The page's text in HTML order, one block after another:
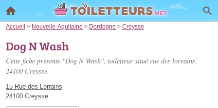
Accueil > Nouvelle-Aquitaine > Dordogne > Creysse
Dog N Wash
Cette fiche présente "Dog N Wash", toiletteur situé rue des lorrains,
24100 Creysse.
15 Rue des Lorrains
24100 Creysse